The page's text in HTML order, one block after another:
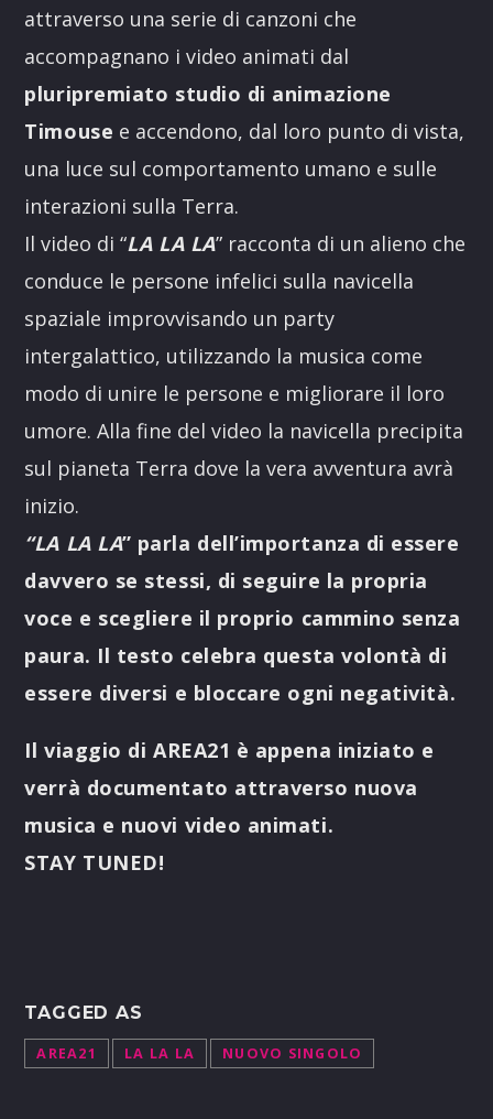
attraverso una serie di canzoni che
accompagnano i video animati dal
pluripremiato studio di animazione
Timouse e accendono, dal loro punto di vista,
una luce sul comportamento umano e sulle
interazioni sulla Terra.
Il video di “LA LA LA” racconta di un alieno che
conduce le persone infelici sulla navicella
spaziale improvvisando un party
intergalattico, utilizzando la musica come
modo di unire le persone e migliorare il loro
umore. Alla fine del video la navicella precipita
sul pianeta Terra dove la vera avventura avrà
inizio.
“LA LA LA” parla dell’importanza di essere
davvero se stessi, di seguire la propria
voce e scegliere il proprio cammino senza
paura. Il testo celebra questa volontà di
essere diversi e bloccare ogni negatività.
Il viaggio di AREA21 è appena iniziato e
verrà documentato attraverso nuova
musica e nuovi video animati.
STAY TUNED!
TAGGED AS
AREA21 LA LA LA NUOVO SINGOLO